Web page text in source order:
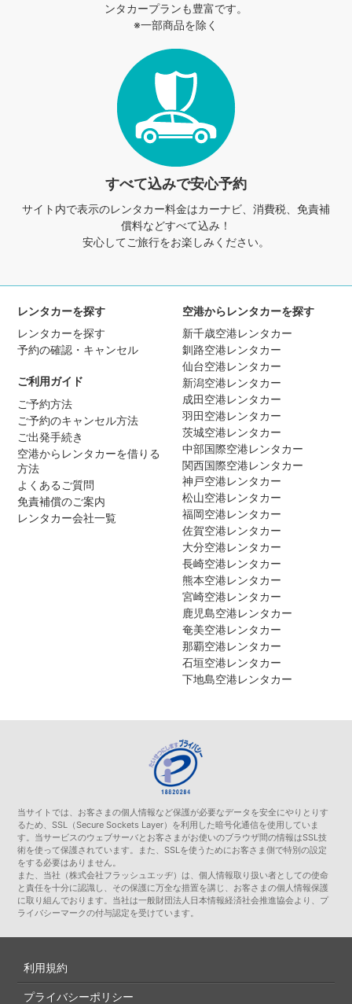
ンタカープランも豊富です。
※一部商品を除く
すべて込みで安心予約
サイト内で表示のレンタカー料金はカーナビ、消費税、免責補
償料などすべて込み！
安心してご旅行をお楽しみください。
レンタカーを探す
レンタカーを探す
予約の確認・キャンセル
ご利用ガイド
ご予約方法
ご予約のキャンセル方法
ご出発手続き
空港からレンタカーを借りる
方法
よくあるご質問
免責補償のご案内
レンタカー会社一覧
空港からレンタカーを探す
新千歳空港レンタカー
釧路空港レンタカー
仙台空港レンタカー
新潟空港レンタカー
成田空港レンタカー
羽田空港レンタカー
茨城空港レンタカー
中部国際空港レンタカー
関西国際空港レンタカー
神戸空港レンタカー
松山空港レンタカー
福岡空港レンタカー
佐賀空港レンタカー
大分空港レンタカー
長崎空港レンタカー
熊本空港レンタカー
宮崎空港レンタカー
鹿児島空港レンタカー
奄美空港レンタカー
那覇空港レンタカー
石垣空港レンタカー
下地島空港レンタカー
当サイトでは、お客さまの個人情報など保護が必要なデータを安全にやりとりす
るため、SSL（Secure Sockets Layer）を利用した暗号化通信を使用していま
す。当サービスのウェブサーバとお客さまがお使いのブラウザ間の情報はSSL技
術を使って保護されています。また、SSLを使うためにお客さま側で特別の設定
をする必要はありません。
また、当社（株式会社フラッシュエッヂ）は、個人情報取り扱い者としての使命
と責任を十分に認識し、その保護に万全な措置を講じ、お客さまの個人情報保護
に取り組んでおります。当社は一般財団法人日本情報経済社会推進協会より、プ
ライバシーマークの付与認定を受けています。
利用規約
プライバシーポリシー